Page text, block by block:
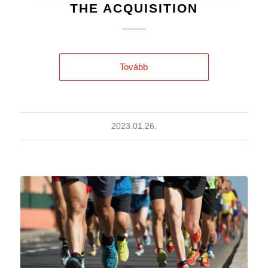
THE ACQUISITION
Tovább
2023.01.26.